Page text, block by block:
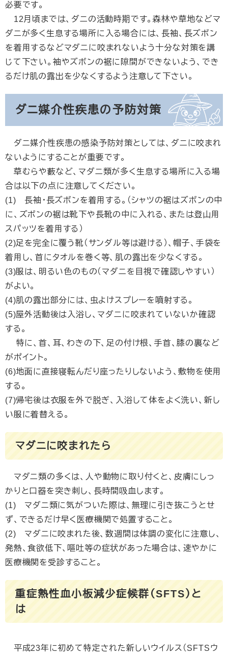
必要です。
12月頃までは、ダニの活動時期です。森林や草地などマ
ダニが多く生息する場所に入る場合には、長袖、長ズボン
を着用するなどマダニに咬まれないよう十分な対策を講
じて下さい。袖やズボンの裾に隙間ができないよう、でき
るだけ肌の露出を少なくするよう注意して下さい。 ​
ダニ媒介性疾患の予防対策
ダニ媒介性疾患の感染予防対策としては、ダニに咬まれ
ないようにすることが重要です。
草むらや藪など、マダニ類が多く生息する場所に入る場
合は以下の点に注意してください。
(1) 長袖・長ズボンを着用する。（シャツの裾はズボンの中
に、ズボンの裾は靴下や長靴の中に入れる、または登山用
スパッツを着用する）
(2)足を完全に覆う靴（サンダル等は避ける）、帽子、手袋を
着用し、首にタオルを巻く等、肌の露出を少なくする。
(3)服は、明るい色のもの（マダニを目視で確認しやすい）
がよい。
(4)肌の露出部分には、虫よけスプレーを噴射する。
(5)屋外活動後は入浴し、マダニに咬まれていないか確認
する。
特に、首、耳、わきの下、足の付け根、手首、膝の裏など
がポイント。
(6)地面に直接寝転んだり座ったりしないよう、敷物を使用
する。
(7)帰宅後は衣服を外で脱ぎ、入浴して体をよく洗い、新し
い服に着替える。
マダニに咬まれたら
マダニ類の多くは、人や動物に取り付くと、皮膚にしっ
かりと口器を突き刺し、長時間吸血します。
(1) マダニ類に気がついた際は、無理に引き抜こうとせ
ず、できるだけ早く医療機関で処置すること。
(2) マダニに咬まれた後、数週間は体調の変化に注意し、
発熱、食欲低下、嘔吐等の症状があった場合は、速やかに
医療機関を受診すること。
重症熱性血小板減少症候群（SFTS）と
は
平成23年に初めて特定された新しいウイルス（SFTSウ